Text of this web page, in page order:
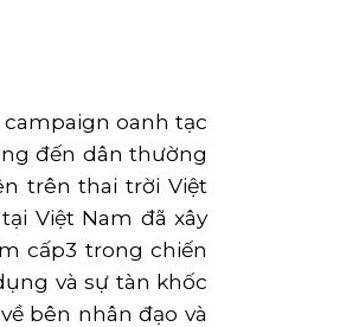
oanh tạc
đến dân thường
trên thai trời Việt
Việt Nam đã xây
cấp3 trong chiến
và sự tàn khốc
bên nhân đạo và